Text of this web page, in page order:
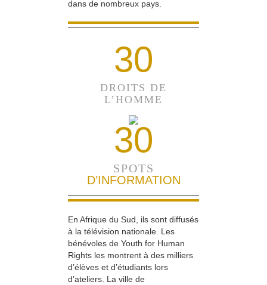
dans de nombreux pays.
30
DROITS DE
L’HOMME
30
SPOTS
D’INFORMATION
En Afrique du Sud, ils sont diffusés
à la télévision nationale. Les
bénévoles de Youth for Human
Rights les montrent à des milliers
d’élèves et d’étudiants lors
d’ateliers. La ville de